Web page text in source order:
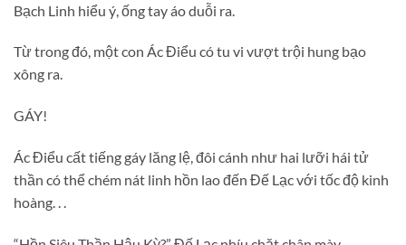
Bạch Linh hiểu ý, ống tay áo duỗi ra.
Từ trong đó, một con Ác Điểu có tu vi vượt trội hung bạo
xông ra.
GÁY!
Ác Điểu cất tiếng gáy lăng lệ, đôi cánh như hai lưỡi hái tử
thần có thể chém nát linh hồn lao đến Đế Lạc với tốc độ kinh
hoàng. . .